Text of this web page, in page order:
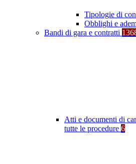
Tipologie di
Obblighi e
Bandi di gara e contratti
Atti e documenti di
tutte le procedure 6